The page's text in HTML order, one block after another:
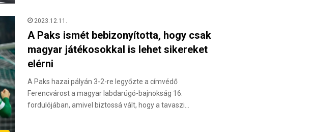
2023.12.11.
A Paks ismét bebizonyította, hogy csak
magyar játékosokkal is lehet sikereket
elérni
A Paks hazai pályán 3-2-re legyőzte a címvédő
Ferencvárost a magyar labdarúgó-bajnokság 16.
fordulójában, amivel biztossá vált, hogy a tavaszi…